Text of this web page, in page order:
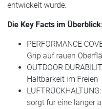
entwickelt wurde.
Die Key Facts im
PERFORMANCE
Grip auf rauen
OUTDOOR
Haltbarkeit im Freien
sorgt für eine länger